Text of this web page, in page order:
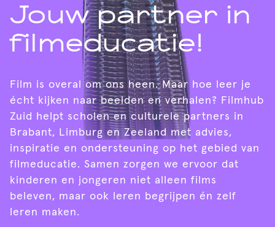
Jouw partner in
filmeducatie!
Film is overal om ons heen. Maar hoe leer je
écht kijken naar beelden en verhalen? Filmhub
Zuid helpt scholen en culturele partners in
Brabant, Limburg en Zeeland met advies,
inspiratie en ondersteuning op het gebied van
filmeducatie. Samen zorgen we ervoor dat
kinderen en jongeren niet alleen films
beleven, maar ook leren begrijpen én zelf
leren maken.